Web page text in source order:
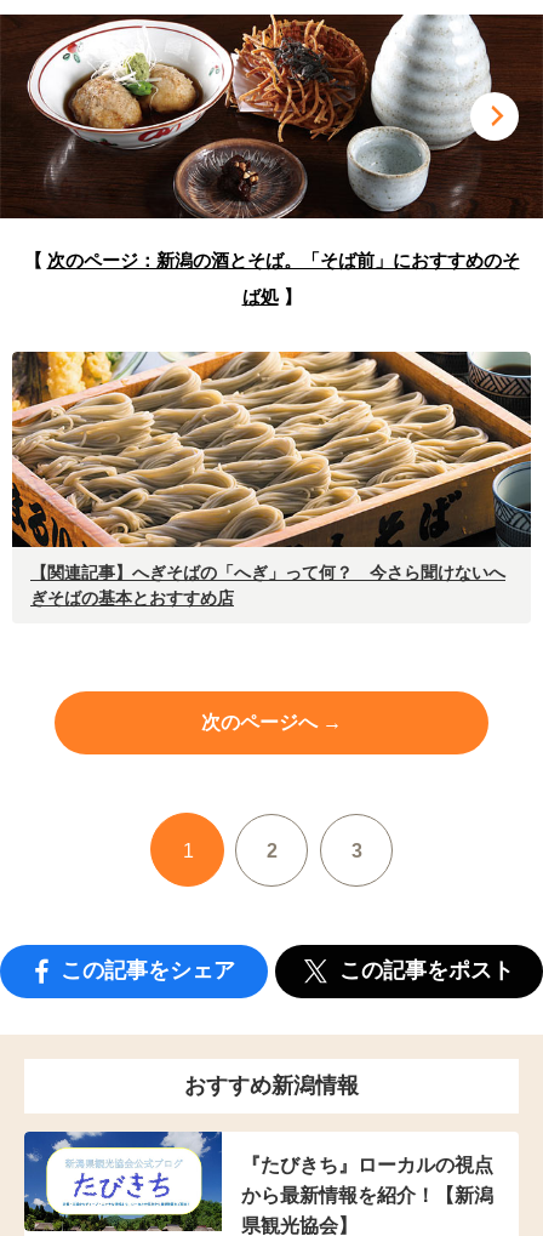
【 次のページ：新潟の酒とそば。「そば前」におすすめのそ
ば処】
【関連記事】 へぎそばの「へぎ」って何？ 今さら聞けないへ
ぎそばの基本とおすすめ店
次のページへ →
1 2 3
この記事をシェア この記事をポスト
おすすめ新潟情報
『たびきち』ローカルの視点
から最新情報を紹介！【新潟
県観光協会】